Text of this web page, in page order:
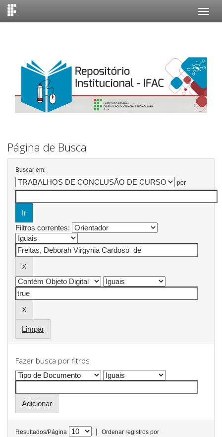
Página de Busca
Buscar em:
por
Filtros correntes:
Limpar
Fazer busca por fitros
Resultados/Página |
Ordenar registros por